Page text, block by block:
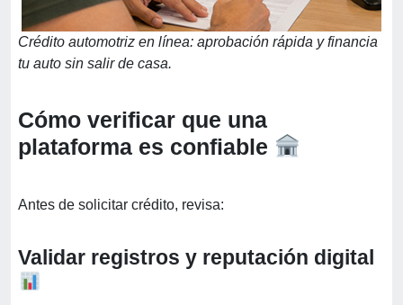
Crédito automotriz en línea: aprobación rápida y financia
tu auto sin salir de casa.
Cómo verificar que una
plataforma es confiable
Antes de solicitar crédito, revisa:
Validar registros y reputación digital